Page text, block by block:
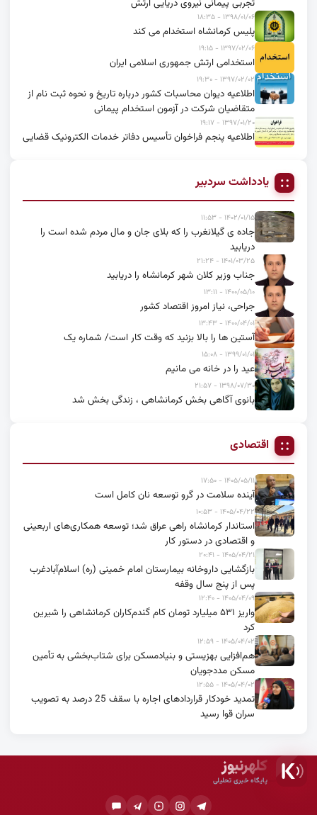
تجربی پیمانی نیروی دریایی ارتش
۱۳۹۸/۰۱/۰۶ - ۱۸:۳۵
پلیس کرمانشاه استخدام می کند
۱۳۹۷/۰۲/۰۶ - ۱۹:۱۵
استخدامی ارتش جمهوری اسلامی ایران
۱۳۹۷/۰۲/۰۲ - ۱۹:۳۰
اطلاعیه دیوان محاسبات کشور درباره تاریخ و نحوه ثبت نام از
متقاضیان شرکت در آزمون استخدام پیمانی
۱۳۹۷/۰۱/۲۰ - ۱۹:۱۷
اطلاعیه پنجم فراخوان تأسیس دفاتر خدمات الکترونیک قضایی
یادداشت سردبیر
۱۴۰۲/۰۱/۱۵ - ۱۱:۵۳
جاده ی گیلانغرب را که بلای جان و مال مردم شده است را
دریابید
۱۴۰۱/۰۳/۲۵ - ۲۱:۲۴
جناب وزیر کلان شهر کرمانشاه را دریابید
۱۴۰۰/۰۵/۱۰ - ۱۳:۱۱
جراحی، نیاز امروز اقتصاد کشور
۱۴۰۰/۰۴/۰۱ - ۱۳:۴۳
آستین ها را بالا بزنید که وقت کار است/ شماره یک
۱۳۹۹/۰۱/۰۱ - ۱۵:۰۸
عید را در خانه می مانیم
۱۳۹۸/۰۷/۳۰ - ۲۱:۵۷
بانوی آگاهی بخش کرمانشاهی ، زندگی بخش شد
اقتصادی
۱۴۰۵/۰۵/۱۱ - ۱۷:۵۰
آینده سلامت در گرو توسعه نان کامل است
۱۴۰۵/۰۴/۲۲ - ۱۰:۵۳
استاندار کرمانشاه راهی عراق شد؛ توسعه همکاری‌های اربعینی
و اقتصادی در دستور کار
۱۴۰۵/۰۴/۲۱ - ۲۰:۴۱
بازگشایی داروخانه بیمارستان امام خمینی (ره) اسلام‌آبادغرب
پس از پنج سال وقفه
۱۴۰۵/۰۴/۰۹ - ۱۲:۴۰
واریز ۵۳۱ میلیارد تومان کام گندم‌کاران کرمانشاهی را شیرین
کرد
۱۴۰۵/۰۴/۰۲ - ۱۲:۵۹
هم‌افزایی بهزیستی و بنیادمسکن برای شتاب‌بخشی به تأمین
مسکن مددجویان
۱۴۰۵/۰۴/۰۲ - ۱۲:۵۵
تمدید خودکار قراردادهای اجاره با سقف 25 درصد به تصویب
سران قوا رسید
کلهرنیوز
پایگاه خبری تحلیلی